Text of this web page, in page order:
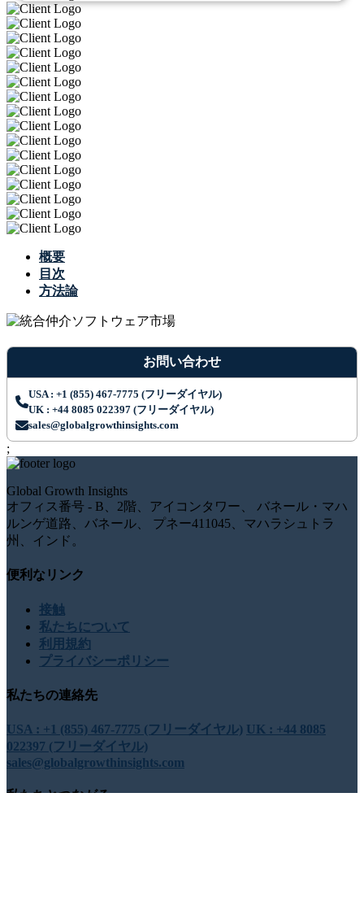
概要
目次
方法論
お問い合わせ
USA : +1 (855) 467-7775 (フリーダイヤル)
UK : +44 8085 022397 (フリーダイヤル)
sales@globalgrowthinsights.com
;
Global Growth Insights
オフィス番号 - B、2階、アイコンタワー、 バネール・マハ
ルンゲ道路、バネール、 プネー411045、マハラシュトラ
州、インド。
便利なリンク
接触
私たちについて
利用規約
プライバシーポリシー
私たちの連絡先
USA : +1 (855) 467-7775 (フリーダイヤル) UK : +44 8085
022397 (フリーダイヤル)
sales@globalgrowthinsights.com
私たちとつながる